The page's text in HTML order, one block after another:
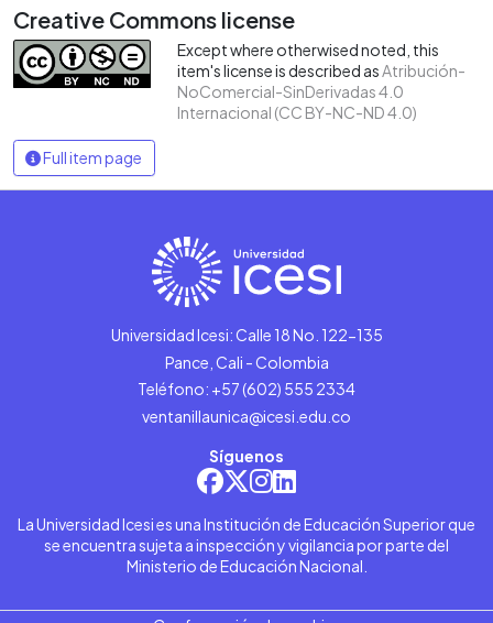
Creative Commons license
Except where otherwised noted, this
item's license is described asAtribución-
NoComercial-SinDerivadas 4.0
Internacional (CC BY-NC-ND 4.0)
Full item page
Universidad Icesi: Calle 18 No. 122-135
Pance, Cali - Colombia
Teléfono: +57 (602) 555 2334
ventanillaunica@icesi.edu.co
Síguenos
La Universidad Icesi es una Institución de Educación Superior que
se encuentra sujeta a inspección y vigilancia por parte del
Ministerio de Educación Nacional.